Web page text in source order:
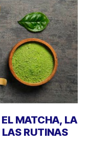
MATCHA, LA
LAS RUTINAS